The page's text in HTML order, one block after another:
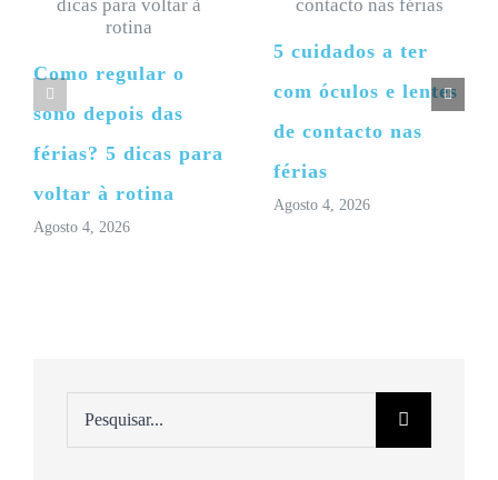
Como regular o
sono depois das
férias? 5 dicas para
voltar à rotina
Agosto 4, 2026
5 cuidados a ter
com óculos e lentes
de contacto nas
férias
Agosto 4, 2026